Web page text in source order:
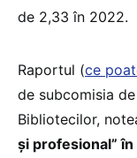
de 2,33 în 2022.
Raportul (ce
de subcomisia
Bibliotecilor,
și profesional”